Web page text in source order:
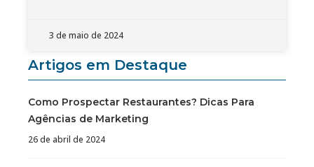
3 de maio de 2024
Artigos em Destaque
Como Prospectar Restaurantes? Dicas Para
Agências de Marketing
26 de abril de 2024